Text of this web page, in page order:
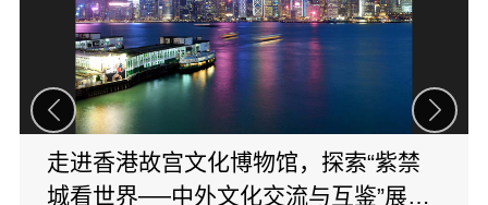
走进香港故宫文化博物馆，探索“紫禁
城看世界──中外文化交流与互鉴”展